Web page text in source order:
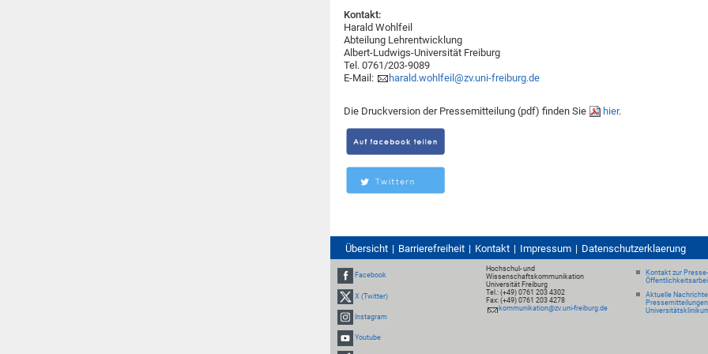
Kontakt:
Harald Wohlfeil
Abteilung Lehrentwicklung
Albert-Ludwigs-Universität Freiburg
Tel. 0761/203-9089
E-Mail:
harald.wohlfeil@zv.uni-freiburg.de
Die Druckversion der Pressemitteilung (pdf) finden Sie hier.
Übersicht Barrierefreiheit Kontakt Impressum Datenschutzerklaerung
Facebook
X (Twitter)
Instagram
Youtube
Hochschul- und
Wissenschaftskommunikation
Universität Freiburg
Tel.: (+49) 0761 203 4302
Fax: (+49) 0761 203 4278
kommunikation@zv.uni-freiburg.de
Kontakt zur
Aktuelle